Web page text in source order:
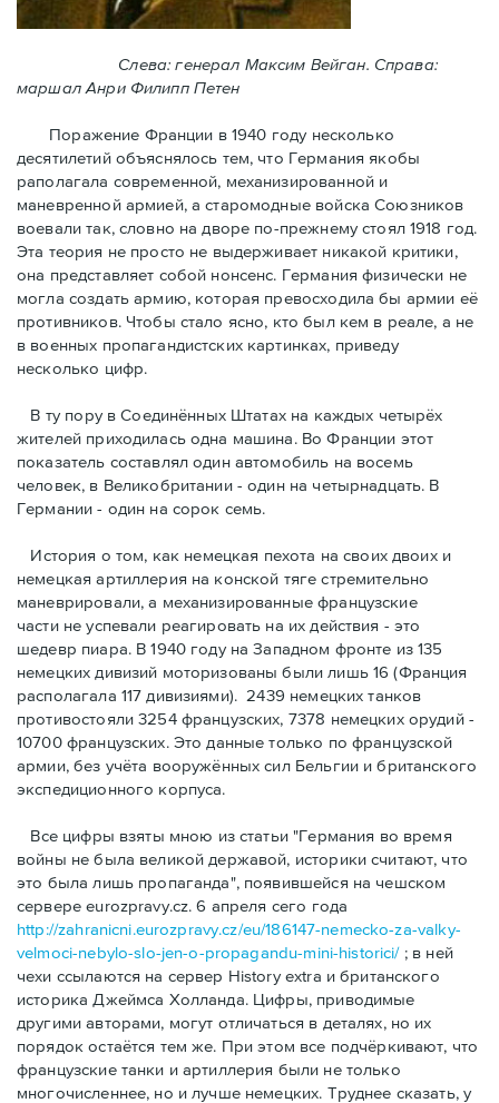
Слева: генерал Максим Вейган. Справа:
маршал Анри Филипп Петен
Поражение Франции в 1940 году несколько
десятилетий объяснялось тем, что Германия якобы
раполагала современной, механизированной и
маневренной армией, а старомодные войска Союзников
воевали так, словно на дворе по-прежнему стоял 1918 год.
Эта теория не просто не выдерживает никакой критики,
она представляет собой нонсенс. Германия физически не
могла создать армию, которая превосходила бы армии её
противников. Чтобы стало ясно, кто был кем в реале, а не
в военных пропагандистских картинках, приведу
несколько цифр.
В ту пору в Соединённых Штатах на каждых четырёх
жителей приходилась одна машина. Во Франции этот
показатель составлял один автомобиль на восемь
человек, в Великобритании - один на четырнадцать. В
Германии - один на сорок семь.
История о том, как немецкая пехота на своих двоих и
немeцкая артиллерия на конской тяге стремительно
маневрировали, а механизированные французские
части не успевали реагировать на их действия - это
шедевр пиара. В 1940 году на Западном фронте из 135
немецких дивизий моторизованы были лишь 16 (Франция
располагала 117 дивизиями). 2439 немецких танков
противостояли 3254 французских, 7378 немецких орудий -
10700 французских. Это данные только по французской
армии, без учёта вооружённых сил Бельгии и британского
экспедиционного корпуса.
Bсе цифры взяты мною из статьи "Германия во время
войны не была великой державой, историки считают, что
это была лишь пропаганда", появившейся на чешском
сервере eurozpravy.cz. 6 апреля сего года
http://zahranicni.eurozpravy.cz/eu/186147-nemecko-za-valky-
velmoci-nebylo-slo-jen-o-propagandu-mini-historici/; в ней
чехи ссылаются на сервер History extra и британского
историка Джеймса Холланда. Цифры, привoдимые
другими авторами, могут отличаться в деталях, но их
порядок остаётся тем же. При этом все подчёркивают, что
французские танки и артиллерия были не только
многочисленнее, но и лучше немецких. Труднее сказать, у